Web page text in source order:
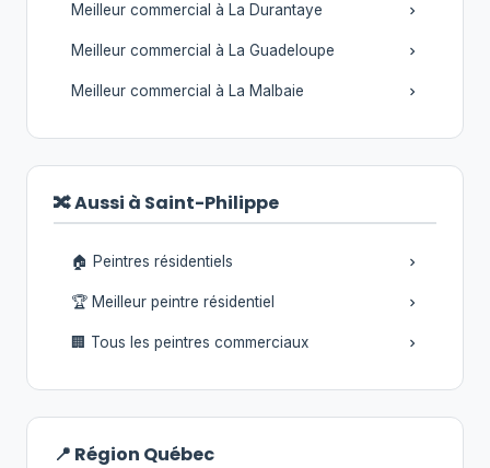
Meilleur commercial à La Durantaye
Meilleur commercial à La Guadeloupe
Meilleur commercial à La Malbaie
🔀 Aussi à Saint-Philippe
🏠 Peintres résidentiels
🏆 Meilleur peintre résidentiel
🏢 Tous les peintres commerciaux
📍 Région Québec